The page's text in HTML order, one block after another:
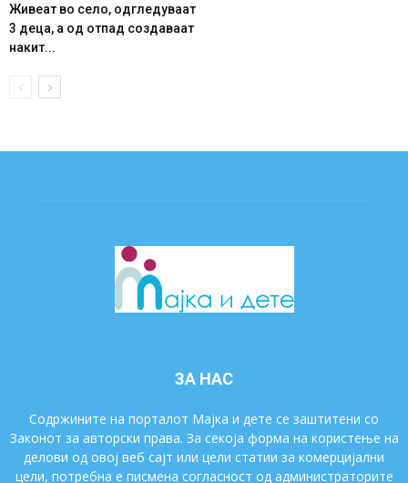
Живеат во село, одгледуваат
3 деца, а од отпад создаваат
накит...
ЗА НАС
Содржините на порталот Мајка и дете се заштитени со
Законот за авторски права. За секоја форма на користење на
делови од овој веб сајт или цели статии за комерцијални
цели, потребна е писмена согласност од администраторите